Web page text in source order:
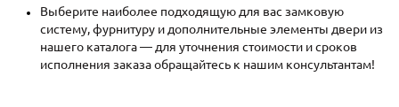
Каталог Распродажа Как купить
Записаться на замер
Выберите наиболее подходящую для вас замковую
систему, фурнитуру и дополнительные элементы двери из
нашего каталога — для уточнения стоимости и сроков
исполнения заказа обращайтесь к нашим консультантам!